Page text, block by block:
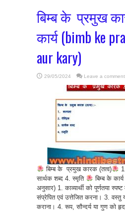
बिम्ब के प्रमुख
कार्य (bimb ke
aur kary)
29/05/2024 Leave a comment
बिम्ब के प्रमुख कारक (तत्व)
सार्थक शब्द 4. स्मृति
बिम्ब के
अनुसार) 1. काव्यार्थी को पूर्णतया
संप्रेपित एवं उत्तेजित करना। 3. वस्तु
कराना। 4. रूप, सौन्दर्य या गुण को